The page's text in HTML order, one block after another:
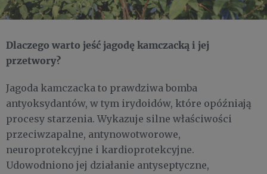
Dlaczego warto jeść jagodę kamczacką i jej
przetwory?
Jagoda kamczacka to prawdziwa bomba
antyoksydantów, w tym irydoidów, które opóźniają
procesy starzenia. Wykazuje silne właściwości
przeciwzapalne, antynowotworowe,
neuroprotekcyjne i kardioprotekcyjne.
Udowodniono jej działanie antyseptyczne,